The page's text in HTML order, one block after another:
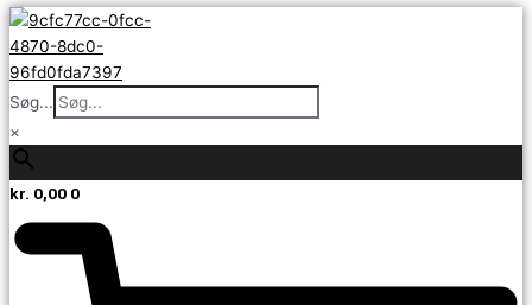
Søg...
×
kr. 0,00 0